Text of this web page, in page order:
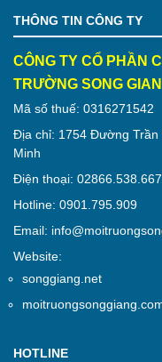
THÔNG TIN CÔNG TY
CÔNG TY CỔ PHẦN
TRƯỜNG SONG
Mã số thuế: 0316271542
Địa chỉ: 1754 Đường Trần
Minh
Điện thoại: 02866.538.667
Hotline: 0901.795.909
Email:
Website:
songgiang.net
HOTLINE